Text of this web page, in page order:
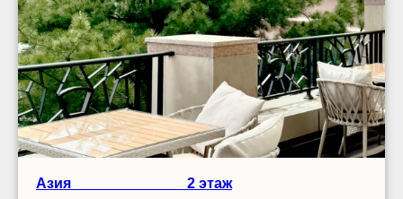
Азия 2 этаж